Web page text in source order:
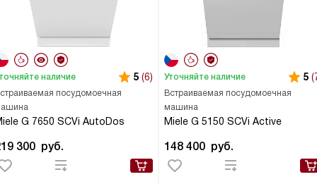
посудомоечная
G 7650 SCVi AutoDos
наличие 5 (6)
300 руб.
Встраиваемая посудомоечная
машина
Miele G 5150 SCVi Active
Уточняйте наличие 5
148 400 руб.